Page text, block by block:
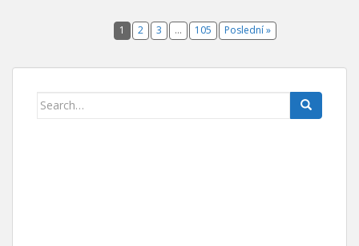
1 2 3 … 105 Poslední »
Search for: